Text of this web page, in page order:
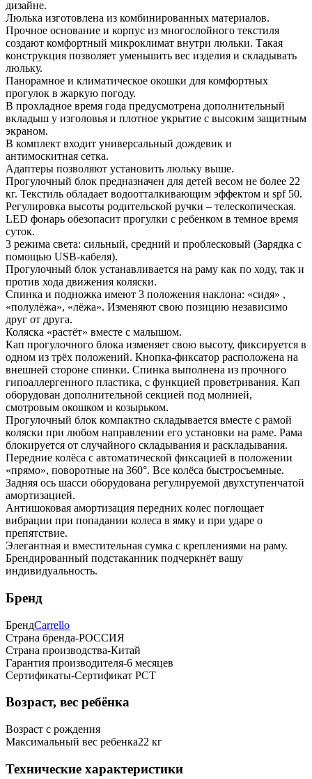
дизайне.
Люлька изготовлена из комбинированных материалов.
Прочное основание и корпус из многослойного текстиля
создают комфортный микроклимат внутри люльки. Такая
конструкция позволяет уменьшить вес изделия и складывать
люльку.
Панорамное и климатическое окошки для комфортных
прогулок в жаркую погоду.
В прохладное время года предусмотрена дополнительный
вкладыш у изголовья и плотное укрытие с высоким защитным
экраном.
В комплект входит универсальный дождевик и
антимоскитная сетка.
Адаптеры позволяют установить люльку выше.
Прогулочный блок предназначен для детей весом не более 22
кг. Текстиль обладает водоотталкивающим эффектом и spf 50.
Регулировка высоты родительской ручки – телескопическая.
LED фонарь обезопасит прогулки с ребенком в темное время
суток.
3 режима света: сильный, средний и проблесковый (Зарядка с
помощью USB-кабеля).
Прогулочный блок устанавливается на раму как по ходу, так и
против хода движения коляски.
Спинка и подножка имеют 3 положения наклона: «сидя» ,
«полулёжа», «лёжа». Изменяют свою позицию независимо
друг от друга.
Коляска «растёт» вместе с малышом.
Кап прогулочного блока изменяет свою высоту, фиксируется в
одном из трёх положений. Кнопка-фиксатор расположена на
внешней стороне спинки. Спинка выполнена из прочного
гипоаллергенного пластика, с функцией проветривания. Кап
оборудован дополнительной секцией под молнией,
смотровым окошком и козырьком.
Прогулочный блок компактно складывается вместе с рамой
коляски при любом направлении его установки на раме. Рама
блокируется от случайного складывания и раскладывания.
Передние колёса с автоматической фиксацией в положении
«прямо», поворотные на 360°. Все колёса быстросъемные.
Задняя ось шасси оборудована регулируемой двухступенчатой
амортизацией.
Антишоковая амортизация передних колес поглощает
вибрации при попадании колеса в ямку и при ударе о
препятствие.
Элегантная и вместительная сумка с креплениями на раму.
Брендированный подстаканник подчеркнёт вашу
индивидуальность.
Бренд
БрендCarrello
Страна бренда-РОССИЯ
Страна производства-Китай
Гарантия производителя-6 месяцев
Сертификаты-Сертификат РСТ
Возраст, вес ребёнка
Возраст с рождения
Максимальный вес ребенка22 кг
Технические характеристики